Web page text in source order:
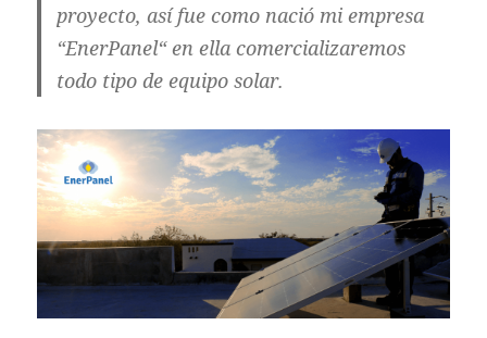
proyecto, así fue como nació mi empresa
“EnerPanel“ en ella comercializaremos
todo tipo de equipo solar.